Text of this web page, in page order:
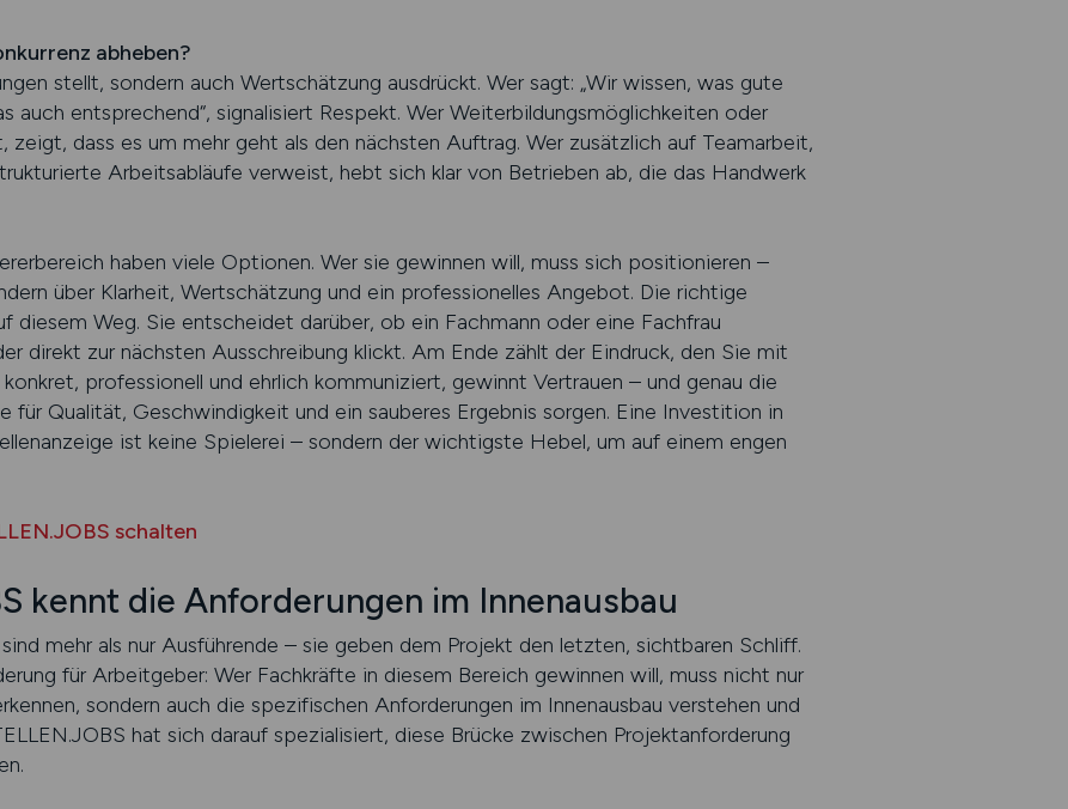
abheben?
stellt, sondern auch Wertschätzung ausdrückt. Wer sagt: „Wir wissen, was gute
auch entsprechend“, signalisiert Respekt. Wer Weiterbildungsmöglichkeiten oder
dass es um mehr geht als den nächsten Auftrag. Wer zusätzlich auf Teamarbeit,
Arbeitsabläufe verweist, hebt sich klar von Betrieben ab, die das Handwerk
haben viele Optionen. Wer sie gewinnen will, muss sich positionieren –
über Klarheit, Wertschätzung und ein professionelles Angebot. Die richtige
diesem Weg. Sie entscheidet darüber, ob ein Fachmann oder eine Fachfrau
direkt zur nächsten Ausschreibung klickt. Am Ende zählt der Eindruck, den Sie mit
professionell und ehrlich kommuniziert, gewinnt Vertrauen – und genau die
für Qualität, Geschwindigkeit und ein sauberes Ergebnis sorgen. Eine Investition in
ist keine Spielerei – sondern der wichtigste Hebel, um auf einem engen
schalten
kennt die Anforderungen im Innenausbau
mehr als nur Ausführende – sie geben dem Projekt den letzten, sichtbaren Schliff.
für Arbeitgeber: Wer Fachkräfte in diesem Bereich gewinnen will, muss nicht nur
sondern auch die spezifischen Anforderungen im Innenausbau verstehen und
hat sich darauf spezialisiert, diese Brücke zwischen Projektanforderung